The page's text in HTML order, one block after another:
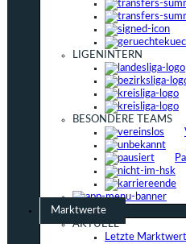
LIGENINTERN
BESONDERE TEAMS
Marktwerte
AKTUELL
Letzte